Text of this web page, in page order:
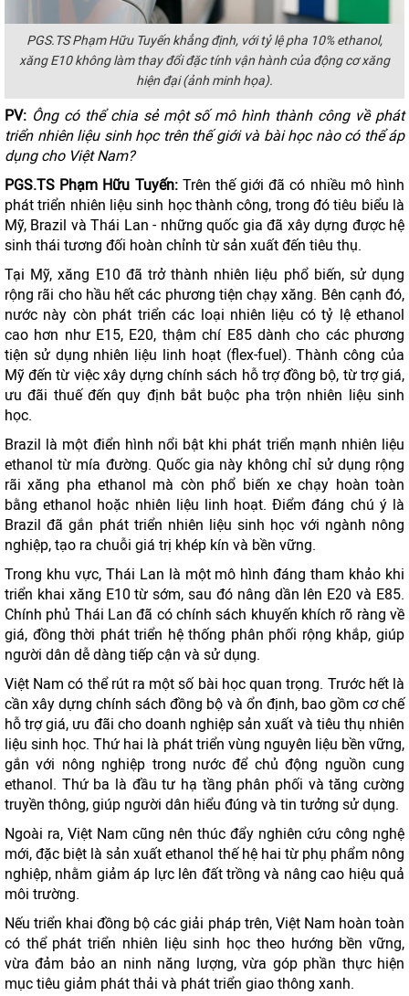
PGS.TS Phạm Hữu Tuyến khẳng định, với tỷ lệ pha 10% ethanol,
xăng E10 không làm thay đổi đặc tính vận hành của động cơ xăng
hiện đại (ảnh minh họa).
PV: Ông có thể chia sẻ một số mô hình thành công về phát
triển nhiên liệu sinh học trên thế giới và bài học nào có thể áp
dụng cho Việt Nam?
PGS.TS Phạm Hữu Tuyến: Trên thế giới đã có nhiều mô hình
phát triển nhiên liệu sinh học thành công, trong đó tiêu biểu là
Mỹ, Brazil và Thái Lan - những quốc gia đã xây dựng được hệ
sinh thái tương đối hoàn chỉnh từ sản xuất đến tiêu thụ.
Tại Mỹ, xăng E10 đã trở thành nhiên liệu phổ biến, sử dụng
rộng rãi cho hầu hết các phương tiện chạy xăng. Bên cạnh đó,
nước này còn phát triển các loại nhiên liệu có tỷ lệ ethanol
cao hơn như E15, E20, thậm chí E85 dành cho các phương
tiện sử dụng nhiên liệu linh hoạt (flex-fuel). Thành công của
Mỹ đến từ việc xây dựng chính sách hỗ trợ đồng bộ, từ trợ giá,
ưu đãi thuế đến quy định bắt buộc pha trộn nhiên liệu sinh
học.
Brazil là một điển hình nổi bật khi phát triển mạnh nhiên liệu
ethanol từ mía đường. Quốc gia này không chỉ sử dụng rộng
rãi xăng pha ethanol mà còn phổ biến xe chạy hoàn toàn
bằng ethanol hoặc nhiên liệu linh hoạt. Điểm đáng chú ý là
Brazil đã gắn phát triển nhiên liệu sinh học với ngành nông
nghiệp, tạo ra chuỗi giá trị khép kín và bền vững.
Trong khu vực, Thái Lan là một mô hình đáng tham khảo khi
triển khai xăng E10 từ sớm, sau đó nâng dần lên E20 và E85.
Chính phủ Thái Lan đã có chính sách khuyến khích rõ ràng về
giá, đồng thời phát triển hệ thống phân phối rộng khắp, giúp
người dân dễ dàng tiếp cận và sử dụng.
Việt Nam có thể rút ra một số bài học quan trọng. Trước hết là
cần xây dựng chính sách đồng bộ và ổn định, bao gồm cơ chế
hỗ trợ giá, ưu đãi cho doanh nghiệp sản xuất và tiêu thụ nhiên
liệu sinh học. Thứ hai là phát triển vùng nguyên liệu bền vững,
gắn với nông nghiệp trong nước để chủ động nguồn cung
ethanol. Thứ ba là đầu tư hạ tầng phân phối và tăng cường
truyền thông, giúp người dân hiểu đúng và tin tưởng sử dụng.
Ngoài ra, Việt Nam cũng nên thúc đẩy nghiên cứu công nghệ
mới, đặc biệt là sản xuất ethanol thế hệ hai từ phụ phẩm nông
nghiệp, nhằm giảm áp lực lên đất trồng và nâng cao hiệu quả
môi trường.
Nếu triển khai đồng bộ các giải pháp trên, Việt Nam hoàn toàn
có thể phát triển nhiên liệu sinh học theo hướng bền vững,
vừa đảm bảo an ninh năng lượng, vừa góp phần thực hiện
mục tiêu giảm phát thải và phát triển giao thông xanh.